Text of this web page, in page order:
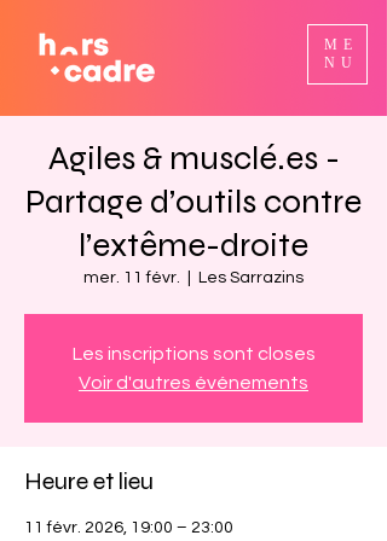
ME
NU
Agiles & musclé.es -
Partage d’outils contre
l’extême-droite
mer. 11 févr. Les Sarrazins
Les inscriptions sont closes
Voir d'autres événements
Heure et lieu
11 févr. 2026, 19:00 – 23:00